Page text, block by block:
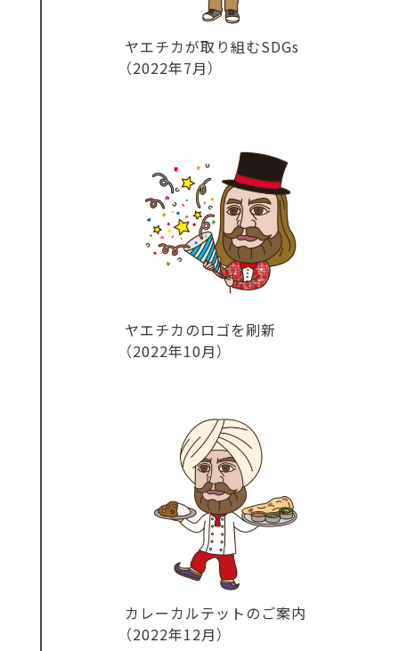
ヤエチカが取り組むSDGs
（2022年7月）
ヤエチカのロゴを刷新
（2022年10月）
カレーカルテットのご案内
（2022年12月）